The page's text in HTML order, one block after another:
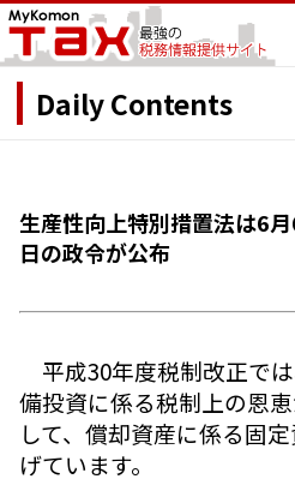
Daily Contents
生産性向上特別措置法は6
日の政令が公布
平成30年度税制改正で
備投資に係る税制上の恩
して、償却資産に係る固
げています。